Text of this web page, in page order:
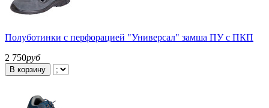
Полуботинки с перфорацией "Универсал" замша ПУ с ПКП
2 750руб
В корзину